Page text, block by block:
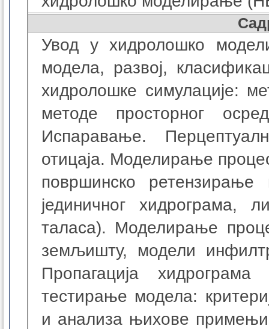
Увод у хидролошко
модела, развој,
хидролошке симулације:
методе просторног
Испаравање.
отицаја. Моделирање
површинско
јединичног хидрограма,
таласа). Моделирање
земљишту, модели
Пропагација
тестирање модела:
и анализа њихове